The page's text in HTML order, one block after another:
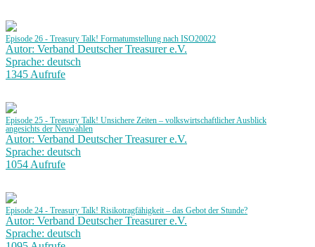
Episode 26 - Treasury Talk! Formatumstellung nach ISO20022
Autor: Verband Deutscher Treasurer e.V.
Sprache: deutsch
1345 Aufrufe
Episode 25 - Treasury Talk! Unsichere Zeiten – volkswirtschaftlicher Ausblick
angesichts der Neuwahlen
Autor: Verband Deutscher Treasurer e.V.
Sprache: deutsch
1054 Aufrufe
Episode 24 - Treasury Talk! Risikotragfähigkeit – das Gebot der Stunde?
Autor: Verband Deutscher Treasurer e.V.
Sprache: deutsch